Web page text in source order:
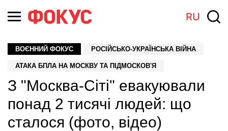
RU
ВОЄННИЙ ФОКУС РОСІЙСЬКО-УКРАЇНСЬКА ВІЙНА
АТАКА БПЛА НА МОСКВУ ТА ПІДМОСКОВ'Я
З "Москва-Сіті" евакуювали
понад 2 тисячі людей: що
сталося (фото, відео)